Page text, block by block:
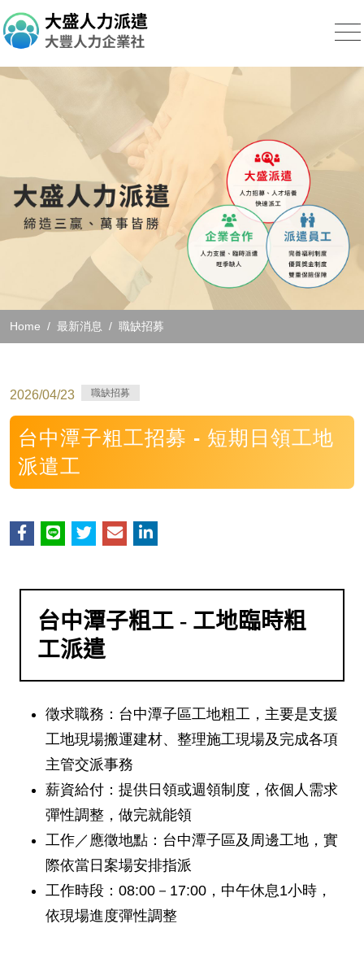
Home 最新消息 職缺招募
2026/04/23 職缺招募
台中潭子粗工招募 - 短期日領工地
派遣工
台中潭子粗工 - 工地臨時粗
工派遣
徵求職務 ：台中潭子區工地粗工，主要是支援
工地現場搬運建材、整理施工現場及完成各項
主管交派事務
薪資給付 ：提供日領或週領制度，依個人需求
彈性調整，做完就能領
工作／應徵地點 ：台中潭子區及周邊工地，實
際依當日案場安排指派
工作時段 ：08:00－17:00，中午休息1小時，
依現場進度彈性調整